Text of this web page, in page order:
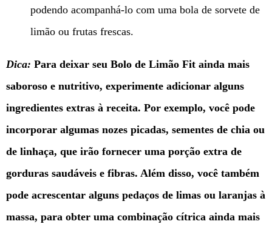
podendo acompanhá-lo com uma bola de sorvete de
limão ou frutas frescas.
Dica: Para deixar seu Bolo de Limão Fit ainda mais
saboroso e nutritivo, experimente adicionar alguns
ingredientes extras à receita. Por exemplo, você pode
incorporar algumas nozes picadas, sementes de chia ou
de linhaça, que irão fornecer uma porção extra de
gorduras saudáveis e fibras. Além disso, você também
pode acrescentar alguns pedaços de limas ou laranjas à
massa, para obter uma combinação cítrica ainda mais